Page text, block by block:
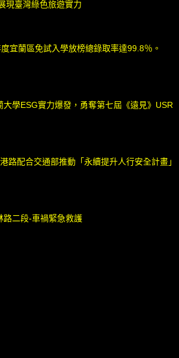
現臺灣綠色旅遊實力
宜蘭區免試入學放榜總錄取率達99.8％。
大學ESG實力爆發，勇奪第七屆《遠見》USR
路配合交通部推動「永續提升人行安全計畫」
路二段-車禍緊急救護